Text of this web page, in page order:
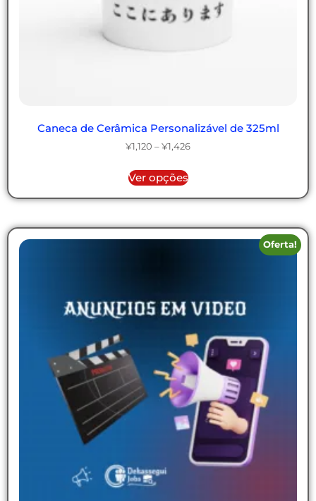
Caneca de Cerâmica Personalizável de 325ml
¥1,120 – ¥1,426
Ver opções
Oferta!